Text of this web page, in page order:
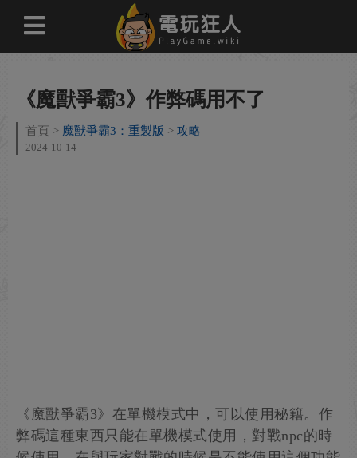
《魔獸爭霸3》作弊碼用不了
首頁 魔獸爭霸3：重製版 攻略
2024-10-14
《魔獸爭霸3》在單機模式中，可以使用秘籍。作
弊碼這種東西只能在單機模式使用，對戰npc的時